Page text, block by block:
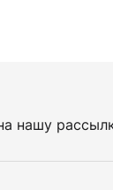
нашу